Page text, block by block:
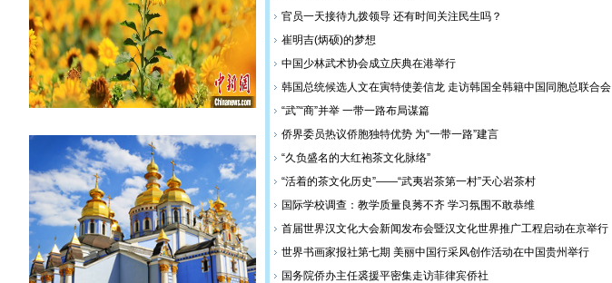
官员一天接待九拨领导 还有时间关注民生吗？
崔明吉(炳硕)的梦想
中国少林武术协会成立庆典在港举行
韩国总统候选人文在寅特使姜信龙 走访韩国全韩籍中国同胞总联合会
“武”“商”并举 一带一路布局谋篇
侨界委员热议侨胞独特优势 为“一带一路”建言
“久负盛名的大红袍茶文化脉络”
“活着的茶文化历史”——“武夷岩茶第一村”天心岩茶村
国际学校调查：教学质量良莠不齐 学习氛围不敢恭维
首届世界汉文化大会新闻发布会暨汉文化世界推广工程启动在京举行
世界书画家报社第七期 美丽中国行采风创作活动在中国贵州举行
国务院侨办主任裘援平密集走访菲律宾侨社